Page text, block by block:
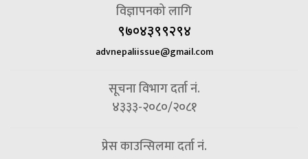
विज्ञापनको लागि
९७०४३९९२९४
advnepaliissue@gmail.com
सूचना विभाग दर्ता नं.
४३३३-२०८०/२०८१
प्रेस काउन्सिलमा दर्ता नं.